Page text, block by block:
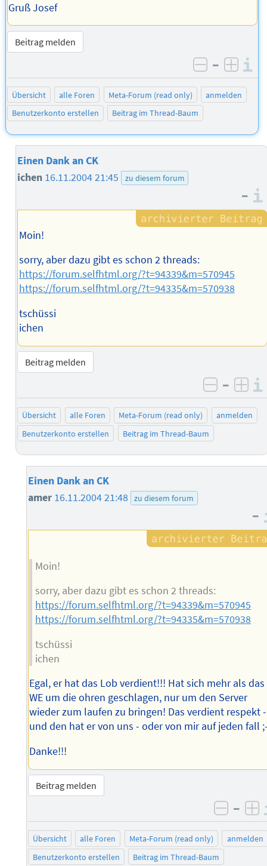
Gruß Josef
Beitrag melden
negativ
–
Übersicht alle Foren Meta-Forum (read only)
anmelden
Benutzerkonto erstellen
Beitrag im Thread-Baum
Einen Dank an CK
ichen 16.11.2004 21:45 zu diesem forum
–
Moin!
sorry, aber dazu gibt es schon 2 threads:
https://forum.selfhtml.org/?t=94339&m=570945
https://forum.selfhtml.org/?t=94335&m=570938
tschüssi
ichen
Beitrag melden
negativ
–
Übersicht alle Foren Meta-Forum (read only)
anmelden
Benutzerkonto erstellen
Beitrag im Thread-Baum
Einen Dank an CK
amer 16.11.2004 21:48 zu diesem forum
–
Moin!
sorry, aber dazu gibt es schon 2 threads:
https://forum.selfhtml.org/?t=94339&m=570945
https://forum.selfhtml.org/?t=94335&m=570938
tschüssi
ichen
Egal, er hat das Lob verdient!!! Hat sich mehr als das
WE um die ohren geschlagen, nur um den Server
wieder zum laufen zu bringen! Das verdient respekt -
und den hat er von uns - oder von mir auf jeden fall
Danke!!!
Beitrag melden
–
Übersicht alle Foren Meta-Forum (read only)
anmelden
Benutzerkonto erstellen
Beitrag im Thread-Baum